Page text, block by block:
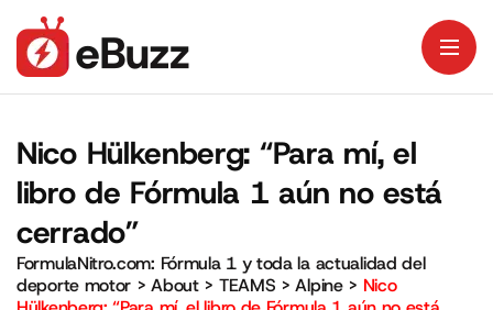
Nico Hülkenberg: “Para mí, el
libro de Fórmula 1 aún no está
cerrado”
FormulaNitro.com: Fórmula 1 y toda la actualidad del
deporte motor >About> TEAMS >Alpine> Nico